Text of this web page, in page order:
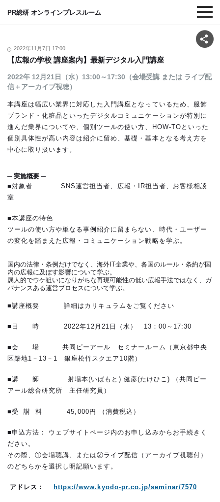
PR総研 オンラインプレスルーム
2022年11月7日 17:00
【広報の学校 講座案内】最新デジタル入門講座
2022年 12月21日（水）13:00～17:30（会場受講 または ライブ配
信＋アーカイブ視聴）
本講座は幅広い業界に対応した入門講座となっているため、服飾
ブランド・化粧品といったデジタルコミュニケーションが特別に
進んだ業界についてや、個別ツールの使い方、HOW-TOといった
個別具体性が高い内容は紹介に留め、基礎・基本となる考え方を
中心に取り扱います。
─ 実施概要 ─
■対象者 SNS運営担当者、広報・IR担当者、お客様相談
室
■本講座の特色
ツールの使い方や単なる事例紹介に留まらない、時代・ユーザー
の変化を踏まえた広報・コミュニケーション戦略を学ぶ。
国内の法律・条例だけでなく、海外IT企業や、各国のルール・条約が国
内の広報に及ぼす影響について学ぶ。
属人的でウケ狙いになりがちな再現可能性の低い広報手法ではなく、ガ
バナンスある運営プロセスについて学ぶ。
■講座概要 詳細はカリキュラムをご覧ください
■日 時 2022年12月21日（水） 13：00～17:30
■会 場 共同ピーアール セミナールーム（東京都中央
区築地1 － 13 － 1 銀座松竹スクエア 10階）
■講 師 射場本(いばもと) 健彦(たけひこ) （共同ピー
アール総合研究所 主任研究員）
■受 講 料 45,000円 （消費税込）
■申込方法： ウェブサイトページ内のお申し込みからお手続きく
ださい。
その際、①会場聴講、または②ライブ配信（アーカイブ視聴付）
のどちらかを選択し明記願います。
アドレス： https://www.kyodo-pr.co.jp/seminar/7570